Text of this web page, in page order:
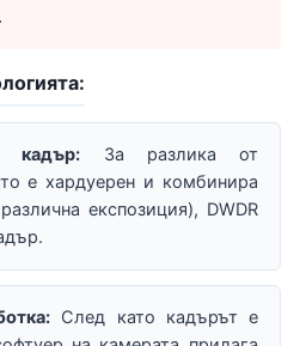
кадър: За разлика от
е хардуерен и комбинира
експозиция), DWDR
След като кадърът е